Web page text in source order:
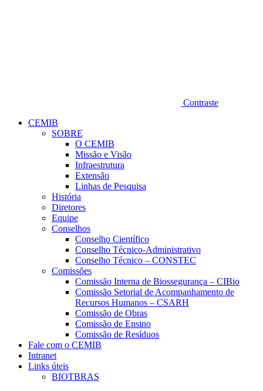
Contraste
CEMIB
SOBRE
O CEMIB
Missão e Visão
Infraestrutura
Extensão
Linhas de Pesquisa
História
Diretores
Equipe
Conselhos
Conselho Científico
Conselho Técnico-Administrativo
Conselho Técnico – CONSTEC
Comissões
Comissão Interna de Biossegurança – CIBio
Comissão Setorial de Acompanhamento de
Recursos Humanos – CSARH
Comissão de Obras
Comissão de Ensino
Comissão de Resíduos
Fale com o CEMIB
Intranet
Links úteis
BIOTBRAS